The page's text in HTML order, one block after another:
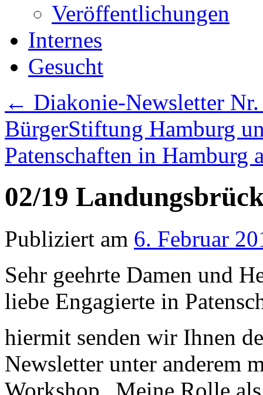
Veröffentlichungen
Internes
Gesucht
← Diakonie-Newsletter
BürgerStiftung Hamburg
Patenschaften in Hamburg
02/19
Publiziert am 6. Februar
Sehr geehrte Damen und
liebe Engagierte in
hiermit senden wir Ihnen
Newsletter unter anderem
Workshop „Meine Rolle